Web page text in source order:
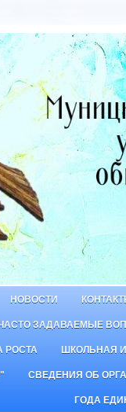
НОВОСТИ
ЗАДАВАЕМЫЕ
РОСТА ШКОЛЬНАЯ
СВЕДЕНИЯ ОБ
ГОДА